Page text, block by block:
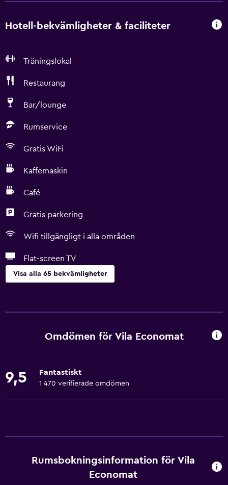
Hotell-bekvämligheter & faciliteter
Träningslokal
Restaurang
Bar/lounge
Rumservice
Gratis WiFi
Kaffemaskin
Café
Gratis parkering
Wifi tillgängligt i alla områden
Flat-screen TV
Visa alla 65 bekvämligheter
Fönster
Bäddsoffa
Heltäckningsmatta
Omdömen för Vila Economat
9,5 Fantastiskt
1 470 verifierade omdömen
Rumsbokningsinformation för Vila
Economat